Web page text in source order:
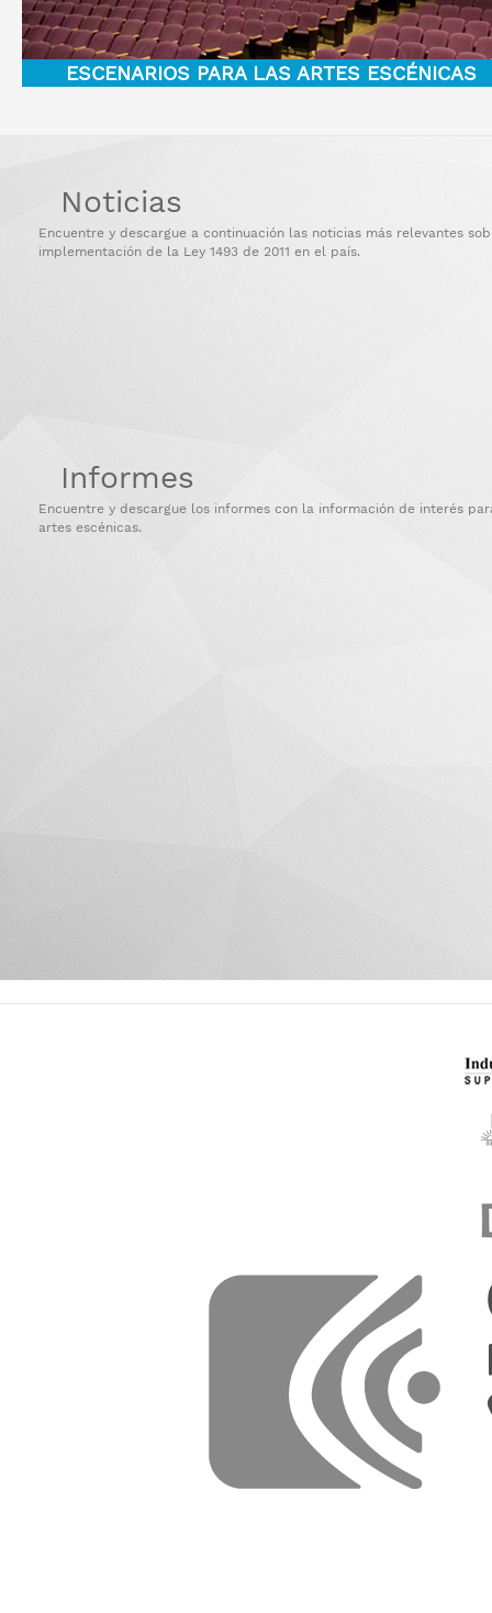
ESCENARIOS PARA LAS ARTES ESCÉNICAS
Noticias
Encuentre y descargue a continuación las noticias más relevantes
implementación de la Ley 1493 de 2011 en el país.
Informes
Encuentre y descargue los informes con la información de interés
artes escénicas.